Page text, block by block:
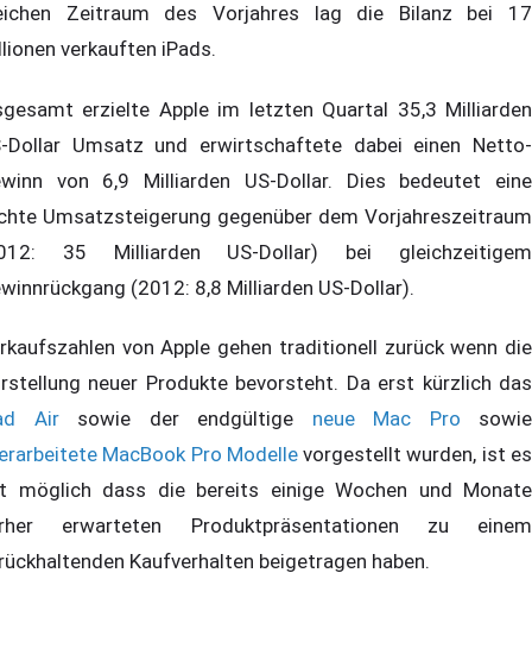
Zeitraum des Vorjahres lag die Bilanz bei 17
verkauften iPads.
erzielte Apple im letzten Quartal 35,3 Milliarden
Dollar Umsatz und erwirtschaftete dabei einen Netto-
von 6,9 Milliarden US-Dollar. Dies bedeutet eine
Umsatzsteigerung gegenüber dem Vorjahreszeitraum
35 Milliarden US-Dollar) bei gleichzeitigem
(2012: 8,8 Milliarden US-Dollar).
von Apple gehen traditionell zurück wenn die
neuer Produkte bevorsteht. Da erst kürzlich das
Airsowie der endgültige neue Mac Pro sowie
MacBook Pro Modellevorgestellt wurden, ist es
möglich dass die bereits einige Wochen und Monate
erwarteten Produktpräsentationen zu einem
Kaufverhalten beigetragen haben.